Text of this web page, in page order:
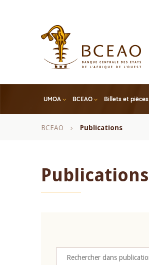
UMOA BCEAO Billets et pièces
Fil
BCEAO Publications
Publications